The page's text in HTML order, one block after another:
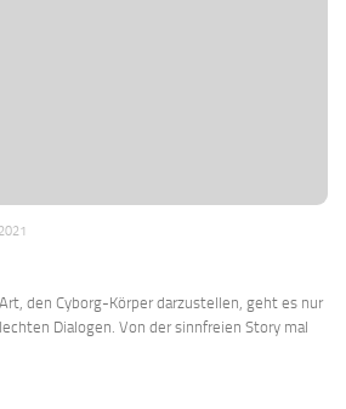
den Cyborg-Körper darzustellen, geht es nur
Dialogen. Von der sinnfreien Story mal